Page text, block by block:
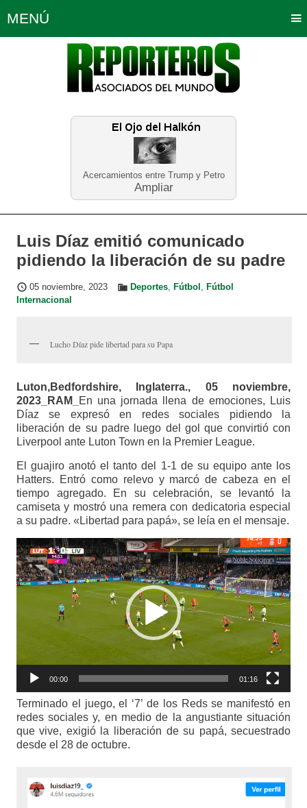
Acercamientos entre Trump y Petro
Ampliar
MENÚ
Política Opinión Bogotá
Planeta Tierra Deportes
Educación Neira
Luis Díaz emitió comunicado
pidiendo la liberación de su padre
05 noviembre, 2023 Deportes, Fútbol , Fútbol
Internacional
Lucho Díaz pide libertad para su Papa
Luton,Bedfordshire, Inglaterra., 05 noviembre,
2023_RAM_
En una jornada llena de emociones, Luis
Díaz se expresó en redes sociales pidiendo la
liberación de su padre luego del gol que convirtió con
Liverpool ante Luton Town en la Premier League.
El guajiro anotó el tanto del 1-1 de su equipo ante los
Hatters. Entró como relevo y marcó de cabeza en el
tiempo agregado. En su celebración, se levantó la
camiseta y mostró una remera con dedicatoria especial
a su padre. «Libertad para papá», se leía en el mensaje.
Reproductor
de
vídeo
00:00 01:16
Terminado el juego, el ‘7’ de los Reds se manifestó en
redes sociales y, en medio de la angustiante situación
que vive, exigió la liberación de su papá, secuestrado
desde el 28 de octubre.